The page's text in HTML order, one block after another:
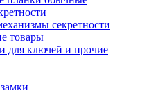
секретности
товары
для ключей и прочие